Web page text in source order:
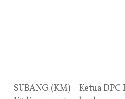
SUBANG (KM) – Ketua